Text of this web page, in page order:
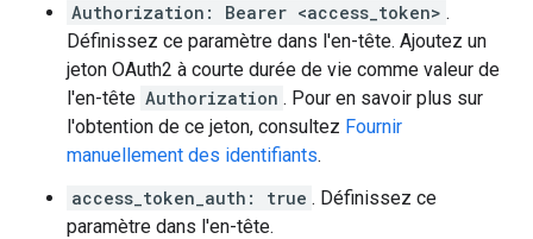
Authorization: Bearer <access_token> .
Définissez ce paramètre dans l'en-tête. Ajoutez un
jeton OAuth2 à courte durée de vie comme valeur de
l'en-tête Authorization . Pour en savoir plus sur
l'obtention de ce jeton, consultez Fournir
manuellement des identifiants.
access_token_auth: true . Définissez ce
paramètre dans l'en-tête.